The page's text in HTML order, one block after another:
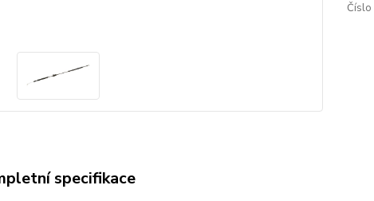
Číslo
specifikace